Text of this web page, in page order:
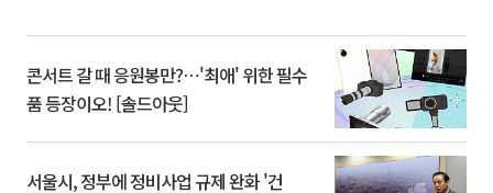
콘서트 갈 때 응원봉만?⋯'최애' 위한 필수
품 등장이오! [솔드아웃]
서울시, 정부에 정비사업 규제 완화 '건